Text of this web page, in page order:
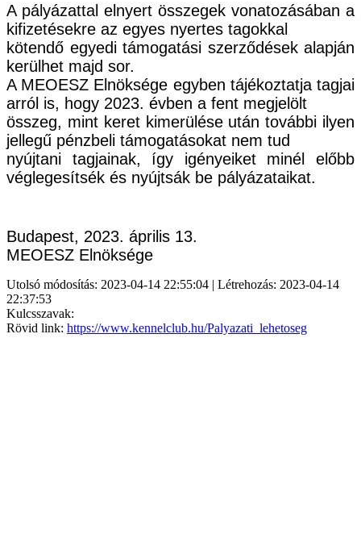
A pályázattal elnyert összegek vonatozásában a
kifizetésekre az egyes nyertes tagokkal
kötendő egyedi támogatási szerződések alapján
kerülhet majd sor.
A MEOESZ Elnöksége egyben tájékoztatja tagjai
arról is, hogy 2023. évben a fent megjelölt
összeg, mint keret kimerülése után további ilyen
jellegű pénzbeli támogatásokat nem tud
nyújtani tagjainak, így igényeiket minél előbb
véglegesítsék és nyújtsák be pályázataikat.
Budapest, 2023. április 13.
MEOESZ Elnöksége
Utolsó módosítás: 2023-04-14 22:55:04 | Létrehozás: 2023-04-14
22:37:53
Kulcsszavak:
Rövid link: https://www.kennelclub.hu/Palyazati_lehetoseg